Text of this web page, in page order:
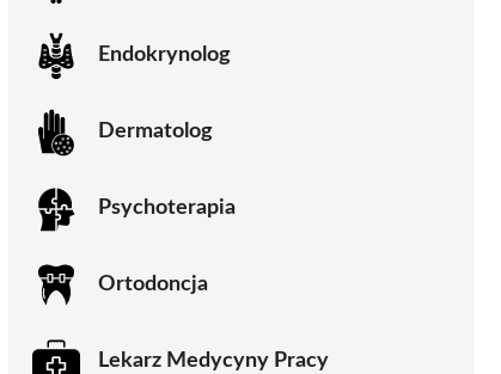
Endokrynolog
Dermatolog
Psychoterapia
Ortodoncja
Lekarz Medycyny Pracy